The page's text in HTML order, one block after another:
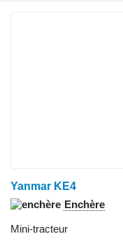
Yanmar KE4
Enchère
Mini-tracteur